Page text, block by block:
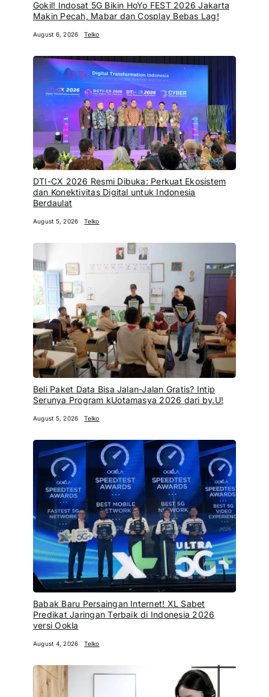
Gokil! Indosat 5G Bikin HoYo FEST 2026 Jakarta
Makin Pecah, Mabar dan Cosplay Bebas Lag!
August 6, 2026 Telko
DTI-CX 2026 Resmi Dibuka: Perkuat Ekosistem
dan Konektivitas Digital untuk Indonesia
Berdaulat
August 5, 2026 Telko
Beli Paket Data Bisa Jalan-Jalan Gratis? Intip
Serunya Program kUotamasya 2026 dari by.U!
August 5, 2026 Telko
Babak Baru Persaingan Internet! XL Sabet
Predikat Jaringan Terbaik di Indonesia 2026
versi Ookla
August 4, 2026 Telko